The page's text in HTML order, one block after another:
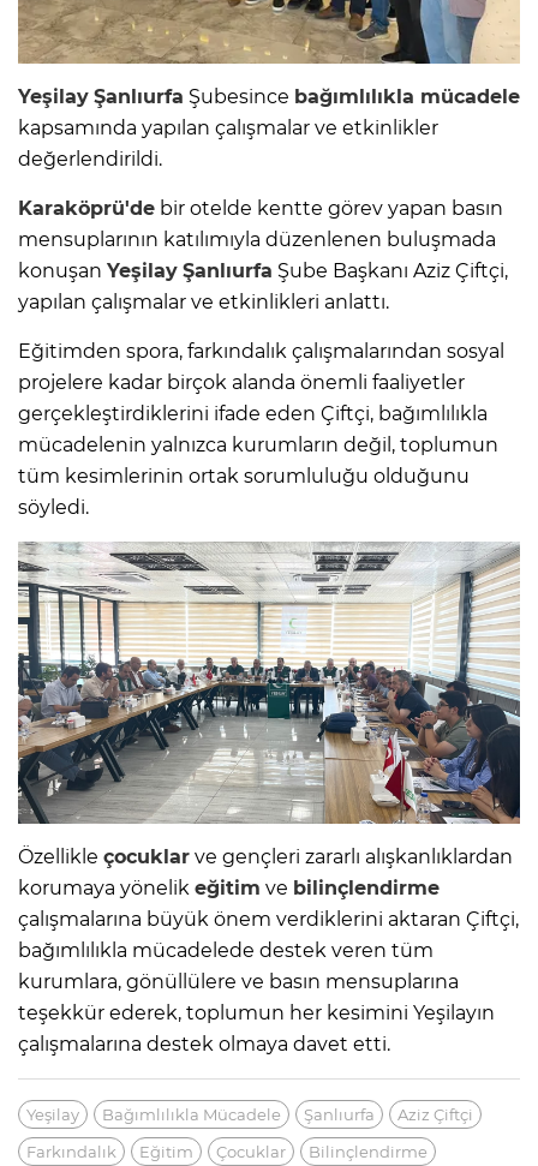
Yeşilay Şanlıurfa Şubesince bağımlılıkla mücadele
kapsamında yapılan çalışmalar ve etkinlikler
değerlendirildi.
Karaköprü'de bir otelde kentte görev yapan basın
mensuplarının katılımıyla düzenlenen buluşmada
konuşan Yeşilay Şanlıurfa Şube Başkanı Aziz Çiftçi,
yapılan çalışmalar ve etkinlikleri anlattı.
Eğitimden spora, farkındalık çalışmalarından sosyal
projelere kadar birçok alanda önemli faaliyetler
gerçekleştirdiklerini ifade eden Çiftçi, bağımlılıkla
mücadelenin yalnızca kurumların değil, toplumun
tüm kesimlerinin ortak sorumluluğu olduğunu
söyledi.
Özellikle çocuklar ve gençleri zararlı alışkanlıklardan
korumaya yönelik eğitim ve bilinçlendirme
çalışmalarına büyük önem verdiklerini aktaran Çiftçi,
bağımlılıkla mücadelede destek veren tüm
kurumlara, gönüllülere ve basın mensuplarına
teşekkür ederek, toplumun her kesimini Yeşilayın
çalışmalarına destek olmaya davet etti.
Yeşilay Bağımlılıkla Mücadele Şanlıurfa
Aziz Çiftçi
Farkındalık
Eğitim Çocuklar
Bilinçlendirme